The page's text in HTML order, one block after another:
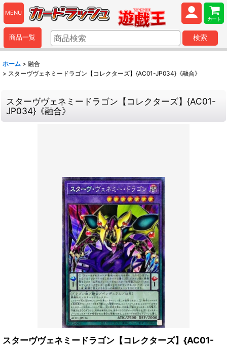
MENU
カート
商品一覧 検索
ホーム > 融合
> スターヴヴェネミードラゴン【コレクターズ】{AC01-JP034}《融合》
スターヴヴェネミードラゴン【コレクターズ】{AC01-
JP034}《融合》
スターヴヴェネミードラゴン【コレクターズ】{AC01-